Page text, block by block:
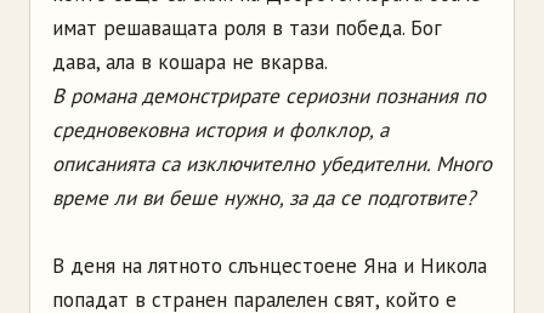
имат решаващата роля в тази победа. Бог
дава, ала в кошара не вкарва.
В романа демонстрирате сериозни познания по
средновековна история и фолклор, а
описанията са изключително убедителни. Много
време ли ви беше нужно, за да се подготвите?
В деня на лятното слънцестоене Яна и Никола
попадат в странен паралелен свят, който е